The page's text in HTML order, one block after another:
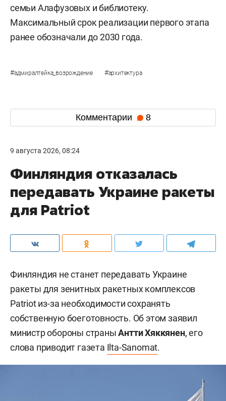
семьи Алафузовых и библиотеку.
Максимальный срок реализации первого этапа
ранее обозначали до 2030 года.
#адмиралтейка_возрождение #архитектура
Комментарии 8
9 августа 2026, 08:24
Финляндия отказалась
передавать Украине ракеты
для Patriot
Финляндия не станет передавать Украине
ракеты для зенитных ракетных комплексов
Patriot из-за необходимости сохранять
собственную боеготовность. Об этом заявил
министр обороны страныАнтти Хяккянен, его
слова приводит газета Ilta-Sanomat.